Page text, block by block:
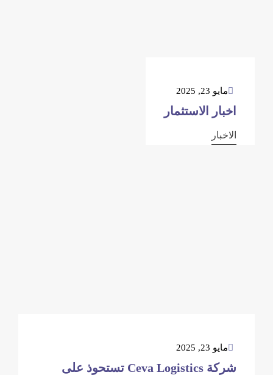
مايو 23, 2025
اخبار الاستثمار
الاخبار
مايو 23, 2025
شركة Ceva Logistics تستحوذ على